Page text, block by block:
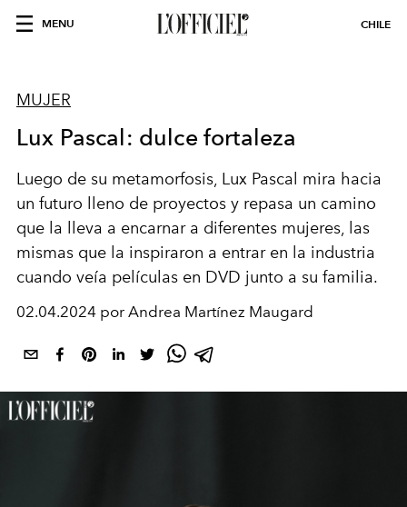
MENU CHILE
MUJER
Lux Pascal: dulce fortaleza
Luego de su metamorfosis, Lux Pascal mira hacia
un futuro lleno de proyectos y repasa un camino
que la lleva a encarnar a diferentes mujeres, las
mismas que la inspiraron a entrar en la industria
cuando veía películas en DVD junto a su familia.
02.04.2024 por Andrea Martínez Maugard